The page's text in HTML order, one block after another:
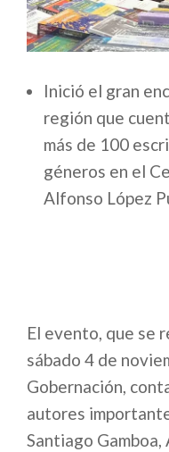
Inició el gran
región que
más de 100
géneros en el
Alfonso López
El evento, que se
sábado 4 de
Gobernación,
autores
Santiago